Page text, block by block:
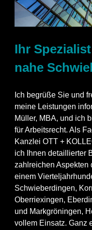
Ihr
nahe
Ich begrüße Sie und
meine Leistungen
Müller, MBA, und ich
für Arbeitsrecht. Als
Kanzlei OTT +
ich Ihnen detaillierter
zahlreichen Aspekten
einem
Schwieberdingen,
Oberriexingen,
und Markgröningen,
vollem Einsatz. Ganz